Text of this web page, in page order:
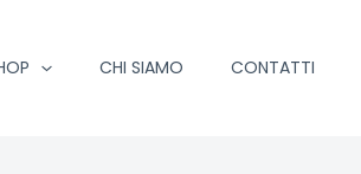
CHI SIAMO CONTATTI